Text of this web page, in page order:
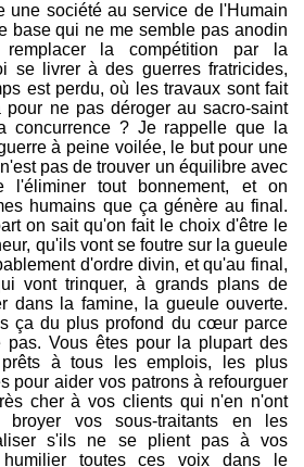
une société au service de l'Humain
base qui ne me semble pas anodin
la compétition par la
se livrer à des guerres fratricides,
est perdu, où les travaux sont fait
ne pas déroger au sacro-saint
concurrence ? Je rappelle que la
à peine voilée, le but pour une
pas de trouver un équilibre avec
l'éliminer tout bonnement, et on
humains que ça génère au final.
on sait qu'on fait le choix d'être le
qu'ils vont se foutre sur la gueule
d'ordre divin, et qu'au final,
vont trinquer, à grands plans de
dans la famine, la gueule ouverte.
ça du plus profond du cœur parce
Vous êtes pour la plupart des
à tous les emplois, les plus
pour aider vos patrons à refourguer
cher à vos clients qui n'en n'ont
vos sous-traitants en les
s'ils ne se plient pas à vos
toutes ces voix dans le